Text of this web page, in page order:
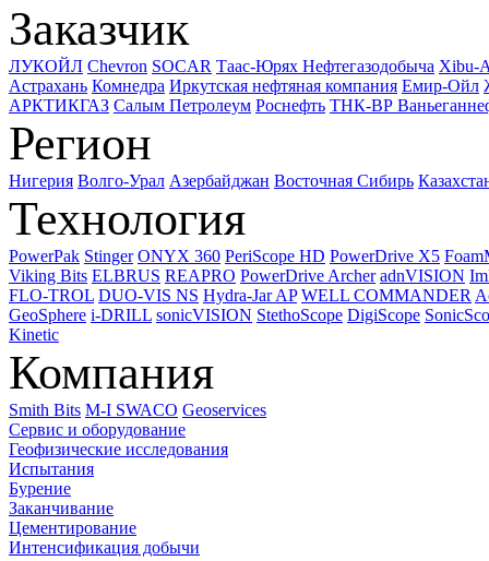
Заказчик
ЛУКОЙЛ Chevron SOCAR Таас-Юрях Нефтегазодобыча Xibu-
Астрахань Комнедра Иркутская нефтяная компания Емир-Ойл
АРКТИКГАЗ Салым Петролеум Роснефть ТНК-ВР
Регион
Нигерия Волго-Урал Азербайджан Восточная Сибирь
Технология
PowerPak Stinger ONYX 360 PeriScope HD PowerDrive X5
Viking Bits ELBRUS REAPRO PowerDrive Archer adnVISION
FLO-TROL DUO-VIS NS Hydra-Jar AP WELL COMMANDER
GeoSphere i-DRILL sonicVISION StethoScope DigiScope
Kinetic
Компания
Smith Bits M-I SWACO Geoservices
Сервис и оборудование
Геофизические исследования
Испытания
Бурение
Заканчивание
Цементирование
Интенсификация добычи